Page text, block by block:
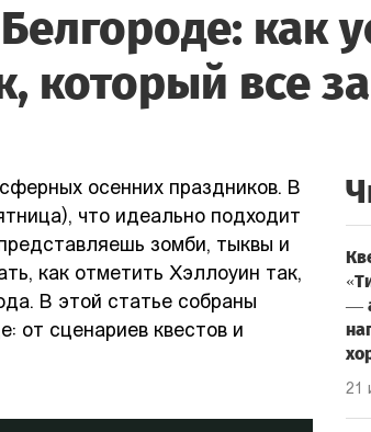
как
который все
осенних праздников. В
что идеально подходит
зомби, тыквы и
как отметить Хэллоуин так,
В этой статье собраны
от сценариев квестов и
—
21